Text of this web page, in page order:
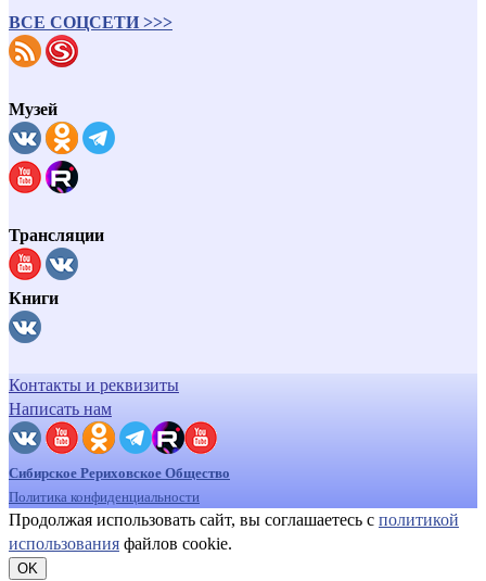
ВСЕ СОЦСЕТИ >>>
Музей
Трансляции
Книги
Контакты и реквизиты
Написать нам
Сибирское Рериховское Общество
Политика конфиденциальности
Продолжая использовать сайт, вы соглашаетесь с политикой
использования файлов cookie.
OK